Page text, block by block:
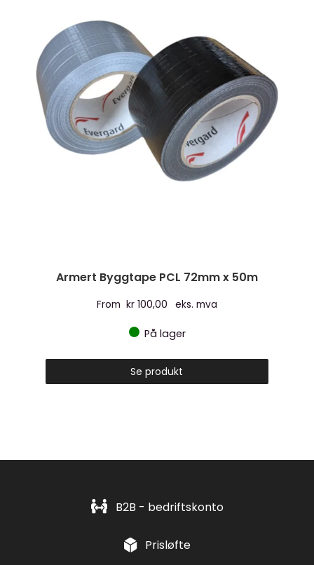
Armert Byggtape PCL 72mm x 50m
From kr 100,00 eks. mva
På lager
Se produkt
B2B - bedriftskonto
Prisløfte